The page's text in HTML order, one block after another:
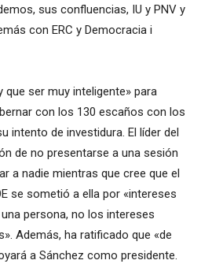
sus confluencias, IU y PNV y
con ERC y Democracia i
que ser muy inteligente» para
con los 130 escaños con los
intento de investidura. El líder del
de no presentarse a una sesión
a nadie mientras que cree que el
se sometió a ella por «intereses
persona, no los intereses
Además, ha ratificado que «de
a Sánchez como presidente.